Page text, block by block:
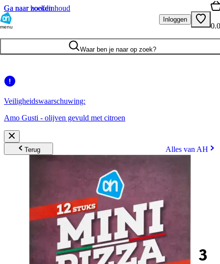
Ga naar hoofdinhoud
Ga naar zoeken
menu
Inloggen
Waar ben je naar op zoek?
Veiligheidswaarschuwing:
Amo Gusti - olijven gevuld met citroen
Terug Alles van AH
3